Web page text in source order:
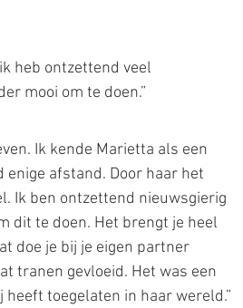
heb ontzettend veel
mooi om te doen.”
Ik kende Marietta als een
afstand. Door haar het
Ik ben ontzettend nieuwsgierig
dit te doen. Het brengt je heel
doe je bij je eigen partner
tranen gevloeid. Het was een
toegelaten in haar wereld.”